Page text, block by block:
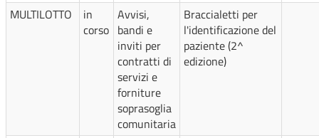
MULTILOTTO
in
corso
Avvisi,
bandi e
inviti per
contratti di
servizi e
forniture
soprasoglia
comunitaria
Braccialetti per
l'identificazione del
paziente (2^
edizione)